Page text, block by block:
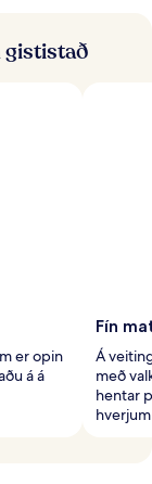
gististað
er opin
á á
Fín
Á
með
hentar